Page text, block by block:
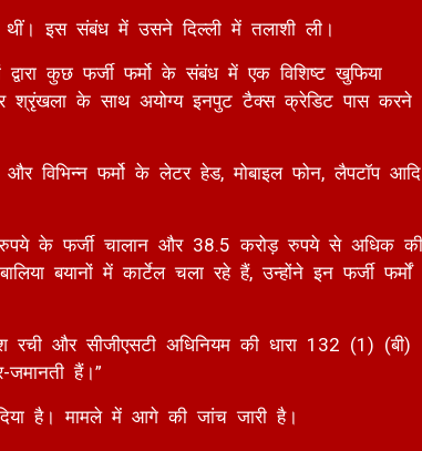
कुछ फर्जी फर्मो के संबंध में एक विशिष्ट खुफिया
श्रृंखला के साथ अयोग्य इनपुट टैक्स क्रेडिट पास करने
विभिन्न फर्मो के लेटर हेड, मोबाइल फोन, लैपटॉप आदि
के फर्जी चालान और 38.5 करोड़ रुपये से अधिक की
बयानों में कार्टेल चला रहे हैं, उन्होंने इन फर्जी फर्मों
रची और सीजीएसटी अधिनियम की धारा 132 (1) (बी)
हैं।”
है। मामले में आगे की जांच जारी है।